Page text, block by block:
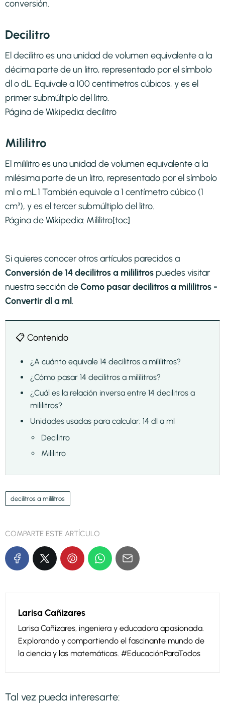
conversión.
Decilitro
El decilitro es una unidad de volumen equivalente a la
décima parte de un litro, representado por el símbolo
dl o dL. Equivale a 100 centímetros cúbicos, y es el
primer submúltiplo del litro.
Página de Wikipedia: decilitro
Mililitro
El mililitro es una unidad de volumen equivalente a la
milésima parte de un litro, representado por el símbolo
ml o mL.1​ También equivale a 1 centímetro cúbico (1
cm³), y es el tercer submúltiplo del litro.
Página de Wikipedia: Mililitro[toc]
Si quieres conocer otros artículos parecidos a
Conversión de 14 decilitros a mililitros puedes visitar
nuestra sección deComo pasar decilitros a mililitros -
Convertir dl a ml.
📋 Contenido
¿A cuánto equivale 14 decilitros a mililitros?
¿Cómo pasar 14 decilitros a mililitros?
¿Cuál es la relación inversa entre 14 decilitros a
mililitros?
Unidades usadas para calcular: 14 dl a ml
Decilitro
Mililitro
decilitros a mililitros
COMPARTE ESTE ARTÍCULO
Larisa Cañizares
Larisa Cañizares, ingeniera y educadora apasionada.
Explorando y compartiendo el fascinante mundo de
la ciencia y las matemáticas. #EducaciónParaTodos
Tal vez pueda interesarte: